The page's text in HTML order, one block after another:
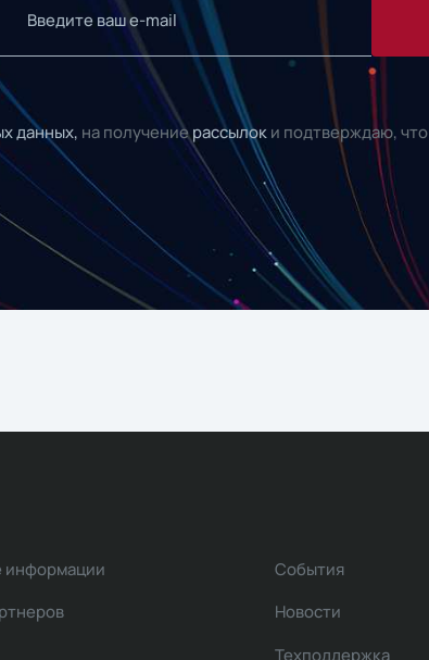
данных, на получениерассылок и подтверждаю,
информации
События
Новости
Техподдержка